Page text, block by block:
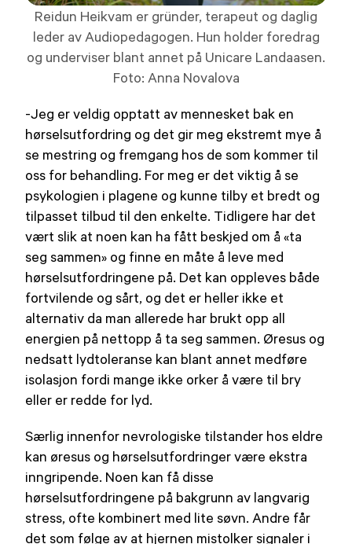
Reidun Heikvam er gründer, terapeut og daglig
leder av Audiopedagogen. Hun holder foredrag
og underviser blant annet på Unicare Landaasen.
Foto: Anna Novalova
-Jeg er veldig opptatt av mennesket bak en
hørselsutfordring og det gir meg ekstremt mye å
se mestring og fremgang hos de som kommer til
oss for behandling. For meg er det viktig å se
psykologien i plagene og kunne tilby et bredt og
tilpasset tilbud til den enkelte. Tidligere har det
vært slik at noen kan ha fått beskjed om å «ta
seg sammen» og finne en måte å leve med
hørselsutfordringene på. Det kan oppleves både
fortvilende og sårt, og det er heller ikke et
alternativ da man allerede har brukt opp all
energien på nettopp å ta seg sammen. Øresus og
nedsatt lydtoleranse kan blant annet medføre
isolasjon fordi mange ikke orker å være til bry
eller er redde for lyd.
Særlig innenfor nevrologiske tilstander hos eldre
kan øresus og hørselsutfordringer være ekstra
inngripende. Noen kan få disse
hørselsutfordringene på bakgrunn av langvarig
stress, ofte kombinert med lite søvn. Andre får
det som følge av at hjernen mistolker signaler i